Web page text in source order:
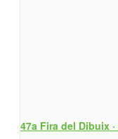
47a Fira del Dibuix